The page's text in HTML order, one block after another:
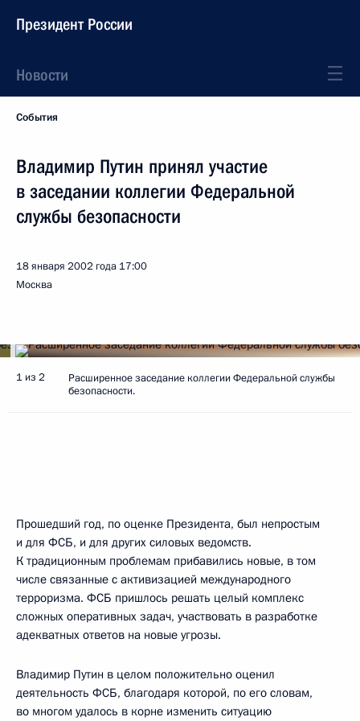
Президент России
Новости
События
Владимир Путин принял участие
в заседании коллегии Федеральной
службы безопасности
18 января 2002 года 17:00
Москва
1 из 2
Расширенное заседание коллегии Федеральной службы
безопасности.
Прошедший год, по оценке Президента, был непростым
и для ФСБ, и для других силовых ведомств.
К традиционным проблемам прибавились новые, в том
числе связанные с активизацией международного
терроризма. ФСБ пришлось решать целый комплекс
сложных оперативных задач, участвовать в разработке
адекватных ответов на новые угрозы.
Владимир Путин в целом положительно оценил
деятельность ФСБ, благодаря которой, по его словам,
во многом удалось в корне изменить ситуацию